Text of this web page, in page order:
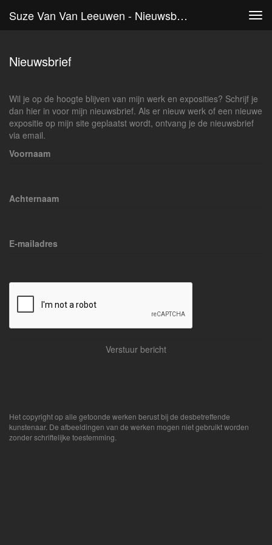
Suze Van Van Leeuwen - Nieuwsbrief
Nieuwsbrief
Wil je op de hoogte blijven van mijn werk en exposities? Schrijf je
dan hier in voor mijn nieuwsbrief. Als er nieuw werk of een nieuwe
expositie op mijn site geplaatst wordt, ontvang je de nieuwsbrief
via email.
Voornaam
Achternaam
E-mailadres
Het copyright op alle getoonde werken berust bij de desbetreffende
kunstenaar. De afbeeldingen van de werken mogen niet gebruikt worden
zonder schriftelijke toestemming.